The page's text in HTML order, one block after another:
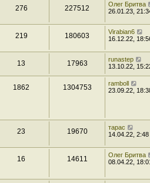
276 227512
Олег Бритва
26.01.23,
219 180603
Virabian6
16.12.22,
13 17963
runastep
13.10.22,
1862 1304753
ramboll
23.09.22,
23 19670
тарас
14.04.22, 2:48
16 14611
Олег Бритва
08.04.22,